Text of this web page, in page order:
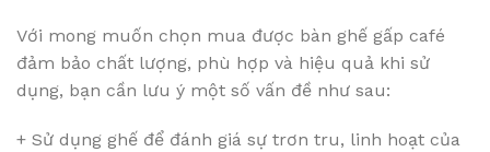
Với mong muốn chọn mua được bàn ghế gấp café
đảm bảo chất lượng, phù hợp và hiệu quả khi sử
dụng, bạn cần lưu ý một số vấn đề như sau:
+ Sử dụng ghế để đánh giá sự trơn tru, linh hoạt của